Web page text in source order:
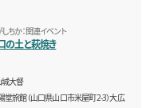
ちか：関連イベント
の土と萩焼き
城大督
旅館（山口県山口市米屋町2-3）大広